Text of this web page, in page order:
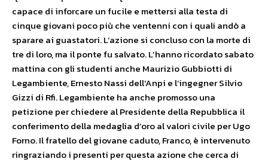
capace di inforcare un fucile e mettersi alla testa di
cinque giovani poco più che ventenni con i quali andò a
sparare ai guastatori. L’azione si concluso con la morte di
tre di loro, ma il ponte fu salvato. L’hanno ricordato sabato
mattina con gli studenti anche Maurizio Gubbiotti di
Legambiente, Ernesto Nassi dell’Anpi e l’ingegner Silvio
Gizzi di Rfi. Legambiente ha anche promosso una
petizione per chiedere al Presidente della Repubblica il
conferimento della medaglia d’oro al valori civile per Ugo
Forno. Il fratello del giovane caduto, Franco, è intervenuto
ringraziando i presenti per questa azione che cerca di